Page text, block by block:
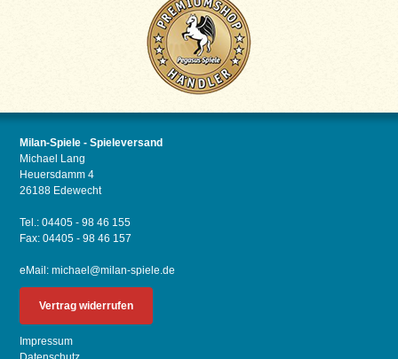
Milan-Spiele - Spieleversand
Michael Lang
Heuersdamm 4
26188 Edewecht
Tel.: 04405 - 98 46 155
Fax: 04405 - 98 46 157
eMail:michael@milan-spiele.de
Vertrag widerrufen
Impressum